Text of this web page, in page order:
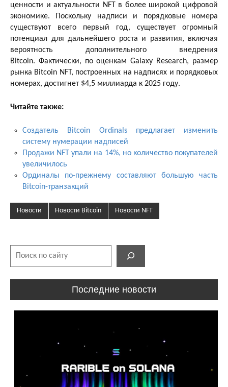
ценности и актуальности NFT в более широкой цифровой
экономике. Поскольку надписи и порядковые номера
существуют всего первый год, существует огромный
потенциал для дальнейшего роста и развития, включая
вероятность дополнительного внедрения
Bitcoin. Фактически, по оценкам Galaxy Research, размер
рынка Bitcoin NFT, построенных на надписях и порядковых
номерах, достигнет $4,5 миллиарда к 2025 году.
Читайте также:
Создатель Bitcoin Ordinals предлагает изменить
систему нумерации надписей
Продажи NFT упали на 14%, но количество покупателей
увеличилось
Ординалы по-прежнему составляют большую часть
Bitcoin-транзакций
Новости Новости Bitcoin Новости NFT
Последние новости